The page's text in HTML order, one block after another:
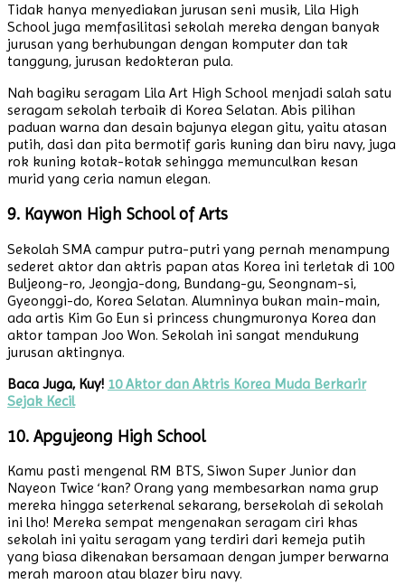
Tidak hanya menyediakan jurusan seni musik, Lila High
School juga memfasilitasi sekolah mereka dengan banyak
jurusan yang berhubungan dengan komputer dan tak
tanggung, jurusan kedokteran pula.
Nah bagiku seragam Lila Art High School menjadi salah satu
seragam sekolah terbaik di Korea Selatan. Abis pilihan
paduan warna dan desain bajunya elegan gitu, yaitu atasan
putih, dasi dan pita bermotif garis kuning dan biru navy, juga
rok kuning kotak-kotak sehingga memunculkan kesan
murid yang ceria namun elegan.
9. Kaywon High School of Arts
Sekolah SMA campur putra-putri yang pernah menampung
sederet aktor dan aktris papan atas Korea ini terletak di 100
Buljeong-ro, Jeongja-dong, Bundang-gu, Seongnam-si,
Gyeonggi-do, Korea Selatan. Alumninya bukan main-main,
ada artis Kim Go Eun si princess chungmuronya Korea dan
aktor tampan Joo Won. Sekolah ini sangat mendukung
jurusan aktingnya.
Baca Juga, Kuy! 10 Aktor dan Aktris Korea Muda Berkarir
Sejak Kecil
10. Apgujeong High School
Kamu pasti mengenal RM BTS, Siwon Super Junior dan
Nayeon Twice ‘kan? Orang yang membesarkan nama grup
mereka hingga seterkenal sekarang, bersekolah di sekolah
ini lho! Mereka sempat mengenakan seragam ciri khas
sekolah ini yaitu seragam yang terdiri dari kemeja putih
yang biasa dikenakan bersamaan dengan jumper berwarna
merah maroon atau blazer biru navy.